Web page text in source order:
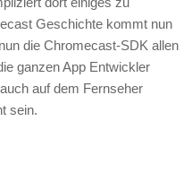
Geschichte kommt nun
die Chromecast-SDK allen
ganzen App Entwickler
auf dem Fernseher
sein.